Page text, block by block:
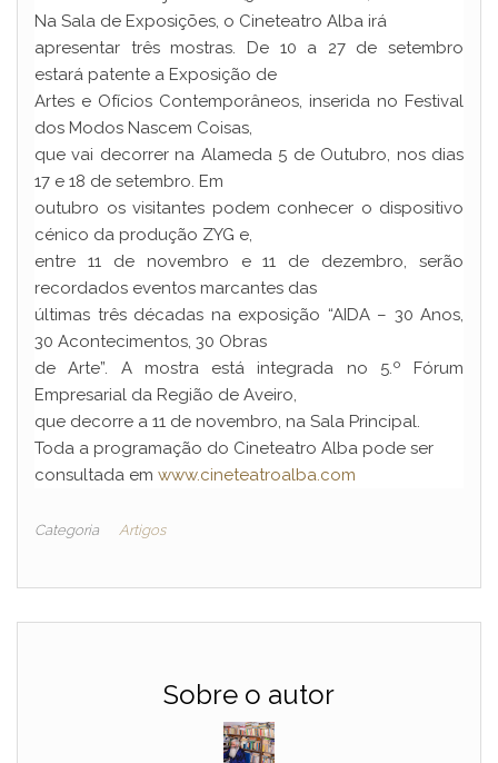
Na Sala de Exposições, o Cineteatro Alba irá
apresentar três mostras. De 10 a 27 de setembro
estará patente a Exposição de
Artes e Ofícios Contemporâneos, inserida no Festival
dos Modos Nascem Coisas,
que vai decorrer na Alameda 5 de Outubro, nos dias
17 e 18 de setembro. Em
outubro os visitantes podem conhecer o dispositivo
cénico da produção ZYG e,
entre 11 de novembro e 11 de dezembro, serão
recordados eventos marcantes das
últimas três décadas na exposição “AIDA – 30 Anos,
30 Acontecimentos, 30 Obras
de Arte”. A mostra está integrada no 5.º Fórum
Empresarial da Região de Aveiro,
que decorre a 11 de novembro, na Sala Principal.
Toda a programação do Cineteatro Alba pode ser
consultada em www.cineteatroalba.com
Categoria Artigos
Sobre o autor